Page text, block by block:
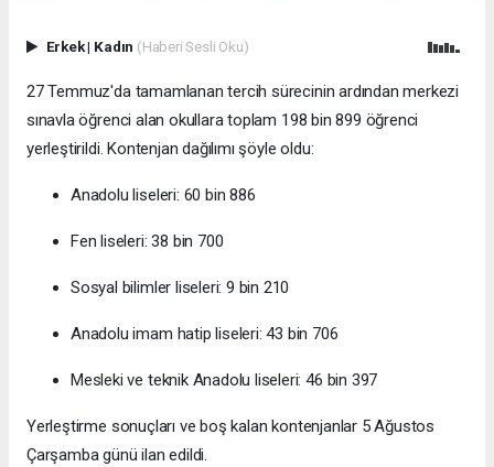
Erkek| Kadın (Haberi Sesli Oku)
27 Temmuz'da tamamlanan tercih sürecinin ardından merkezi
sınavla öğrenci alan okullara toplam 198 bin 899 öğrenci
yerleştirildi. Kontenjan dağılımı şöyle oldu:
Anadolu liseleri: 60 bin 886
Fen liseleri: 38 bin 700
Sosyal bilimler liseleri: 9 bin 210
Anadolu imam hatip liseleri: 43 bin 706
Mesleki ve teknik Anadolu liseleri: 46 bin 397
Yerleştirme sonuçları ve boş kalan kontenjanlar 5 Ağustos
Çarşamba günü ilan edildi.